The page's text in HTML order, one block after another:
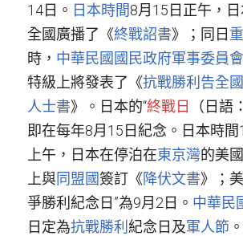
14日。 日本時間8月15日正午，
全國廣播了《終戰詔書》；同日
時， 中華民國國民政府軍事委員會
特級上將發表了《抗戰勝利告全
人士書》。日本的“終戰日 （日語：
即在每年8月15日紀念。日本時間
上午，日本在停泊在東京灣的美
上與同盟國簽訂《降伏文書》；
爭勝利紀念日”為9月2日。 中華民
日定為抗戰勝利 紀念日及軍人節 。